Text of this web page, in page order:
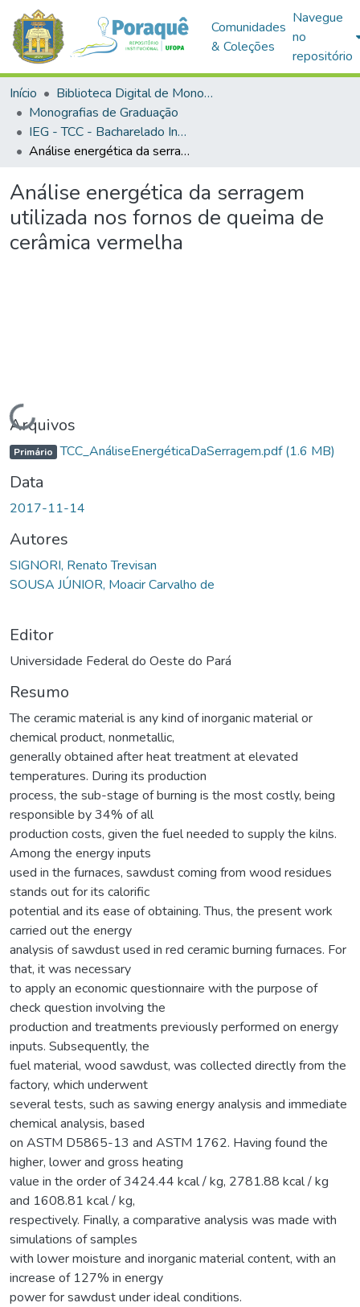
Comunidades
& Coleções
Navegue
no
repositório
Início
Biblioteca Digital de Monografias (BDM)
Monografias de Graduação
IEG - TCC - Bacharelado Interdisciplinar em Ciência e Tecnologia
Análise energética da serragem utilizada nos fornos de queima de cerâmica vermelha
Análise energética da serragem
utilizada nos fornos de queima de
cerâmica vermelha
Carregando...
Arquivos
Primário TCC_AnáliseEnergéticaDaSerragem.pdf(1.6 MB)
Data
2017-11-14
Autores
SIGNORI, Renato Trevisan
SOUSA JÚNIOR, Moacir Carvalho de
Editor
Universidade Federal do Oeste do Pará
Resumo
The ceramic material is any kind of inorganic material or
chemical product, nonmetallic,
generally obtained after heat treatment at elevated
temperatures. During its production
process, the sub-stage of burning is the most costly, being
responsible by 34% of all
production costs, given the fuel needed to supply the kilns.
Among the energy inputs
used in the furnaces, sawdust coming from wood residues
stands out for its calorific
potential and its ease of obtaining. Thus, the present work
carried out the energy
analysis of sawdust used in red ceramic burning furnaces. For
that, it was necessary
to apply an economic questionnaire with the purpose of
check question involving the
production and treatments previously performed on energy
inputs. Subsequently, the
fuel material, wood sawdust, was collected directly from the
factory, which underwent
several tests, such as sawing energy analysis and immediate
chemical analysis, based
on ASTM D5865-13 and ASTM 1762. Having found the
higher, lower and gross heating
value in the order of 3424.44 kcal / kg, 2781.88 kcal / kg
and 1608.81 kcal / kg,
respectively. Finally, a comparative analysis was made with
simulations of samples
with lower moisture and inorganic material content, with an
increase of 127% in energy
power for sawdust under ideal conditions.